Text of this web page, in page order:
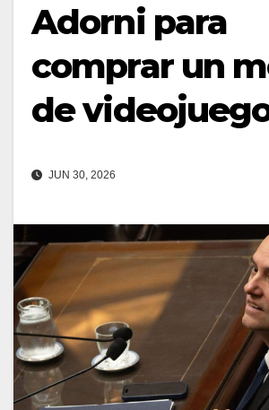
Adorni para
comprar un
de
JUN 30, 2026